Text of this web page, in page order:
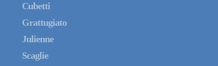
Cubetti
Grattugiato
Julienne
Scaglie